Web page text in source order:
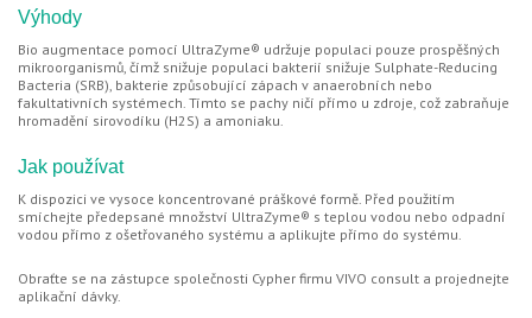
Výhody
Bio augmentace pomocí UltraZyme® udržuje populaci pouze prospěšných
mikroorganismů, čímž snižuje populaci bakterií snižuje Sulphate-Reducing
Bacteria (SRB), bakterie způsobující zápach v anaerobních nebo
fakultativních systémech. Tímto se pachy ničí přímo u zdroje, což zabraňuje
hromadění sirovodíku (H2S) a amoniaku.
Jak používat
K dispozici ve vysoce koncentrované práškové formě. Před použitím
smíchejte předepsané množství UltraZyme® s teplou vodou nebo odpadní
vodou přímo z ošetřovaného systému a aplikujte přímo do systému.
Obraťte se na zástupce společnosti Cypher firmu VIVO consult a projednejte
aplikační dávky.